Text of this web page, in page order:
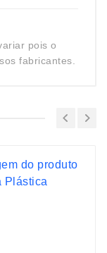
pois o
fabricantes.